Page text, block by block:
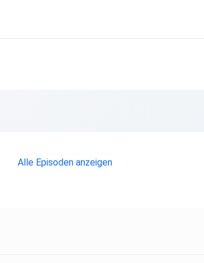
Alle Episoden anzeigen